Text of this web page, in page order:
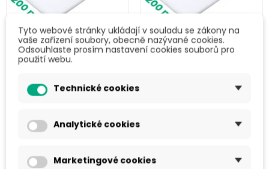
LDPE pěna (2000
× 1200 × 30) mm
563,49 Kč s DPH
Do košíku
LDPE pěna (2000
Tyto webové stránky ukládají v souladu se zákony na
vaše zařízení soubory, obecně nazývané cookies.
Odsouhlaste prosím nastavení cookies souborů pro
použití webu.
Technické cookies
Analytické cookies
Marketingové cookies